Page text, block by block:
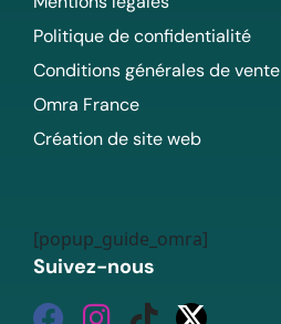
Politique de confidentialité
Conditions générales de vente
Omra France
Création de site web
[popup_guide_omra]
Suivez-nous